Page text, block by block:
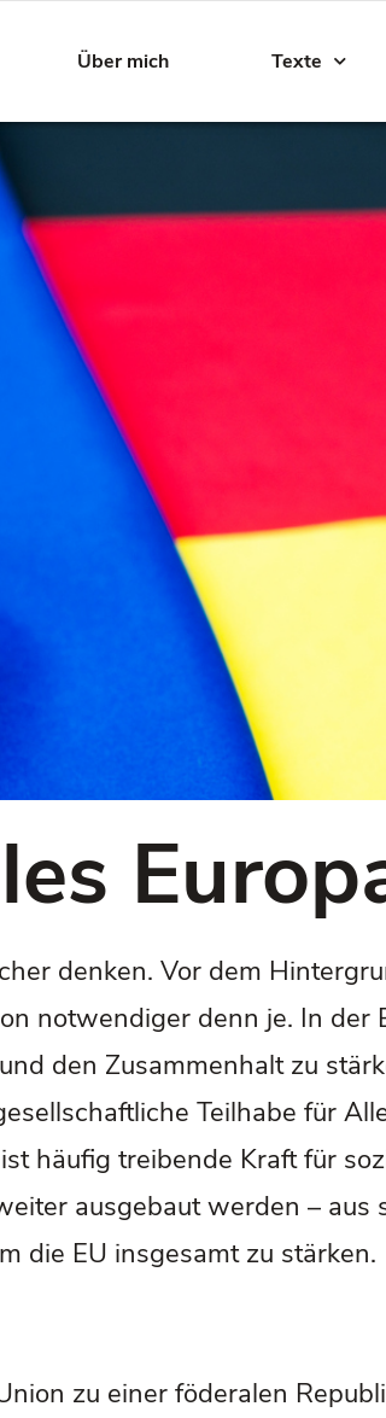
Über mich Texte
denken. Vor dem
notwendiger denn je. In der
den Zusammenhalt zu
Teilhabe für
häufig treibende Kraft für
ausgebaut werden – aus
die EU insgesamt zu stärken.
zu einer föderalen